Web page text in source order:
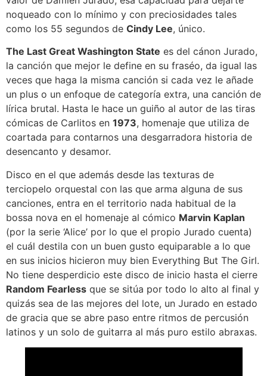
noqueado con lo mínimo y con preciosidades tales
como los 55 segundos de Cindy Lee, único.
The Last Great Washington State es del cánon Jurado,
la canción que mejor le define en su fraséo, da igual las
veces que haga la misma canción si cada vez le añade
un plus o un enfoque de categoría extra, una canción de
lírica brutal. Hasta le hace un guiño al autor de las tiras
cómicas de Carlitos en 1973, homenaje que utiliza de
coartada para contarnos una desgarradora historia de
desencanto y desamor.
Disco en el que además desde las texturas de
terciopelo orquestal con las que arma alguna de sus
canciones, entra en el territorio nada habitual de la
bossa nova en el homenaje al cómico Marvin Kaplan
(por la serie ‘Alice’ por lo que el propio Jurado cuenta)
el cuál destila con un buen gusto equiparable a lo que
en sus inicios hicieron muy bien Everything But The Girl.
No tiene desperdicio este disco de inicio hasta el cierre
Random Fearless que se sitúa por todo lo alto al final y
quizás sea de las mejores del lote, un Jurado en estado
de gracia que se abre paso entre ritmos de percusión
latinos y un solo de guitarra al más puro estilo abraxas.